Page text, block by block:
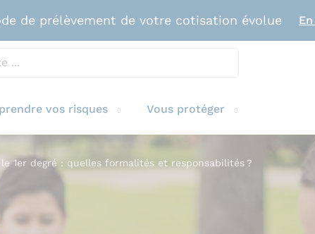
de prélèvement de votre cotisation évolue
vos risques Vous protéger
1er degré : quelles formalités et responsabilités ?